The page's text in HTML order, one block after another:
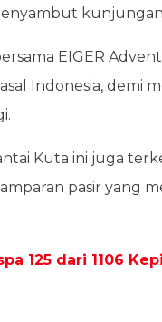
EIGER
Indonesia, demi
Kuta ini juga
pasir yang
125 dari 1106